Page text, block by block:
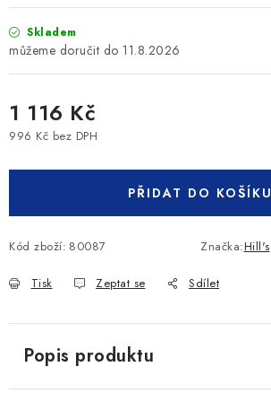
Skladem
11.8.2026
1 116 Kč
996 Kč bez DPH
PŘIDAT DO KOŠÍKU
Kód zboží: 80087 Značka:Hill's
Tisk Zeptat se Sdílet
Popis produktu